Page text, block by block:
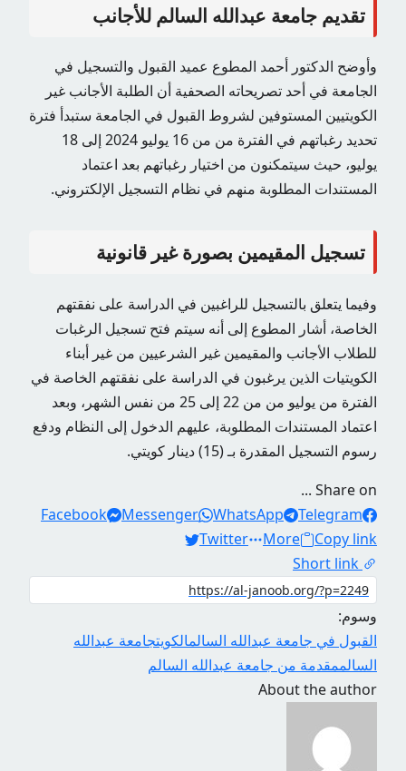
تقديم جامعة عبدالله السالم للأجانب
وأوضح الدكتور أحمد المطوع عميد القبول والتسجيل في
الجامعة في أحد تصريحاته الصحفية أن الطلبة الأجانب غير
الكويتيين المستوفين لشروط القبول في الجامعة ستبدأ فترة
تحديد رغباتهم في الفترة من من 16 يوليو 2024 إلى 18
يوليو، حيث سيتمكنون من اختيار رغباتهم بعد اعتماد
المستندات المطلوبة منهم في نظام التسجيل الإلكتروني.
تسجيل المقيمين بصورة غير قانونية
وفيما يتعلق بالتسجيل للراغبين في الدراسة على نفقتهم
الخاصة، أشار المطوع إلى أنه سيتم فتح تسجيل الرغبات
للطلاب الأجانب والمقيمين غير الشرعيين من غير أبناء
الكويتيات الذين يرغبون في الدراسة على نفقتهم الخاصة في
الفترة من يوليو من من 22 إلى 25 من نفس الشهر، وبعد
اعتماد المستندات المطلوبة، عليهم الدخول إلى النظام ودفع
رسوم التسجيل المقدرة بـ (15) دينار كويتي.
Share on ...
Facebook
Messenger WhatsApp
Telegram
Twitter
More
Copy link
Short link
وسوم:
القبول في جامعة عبدالله السالمالكويتجامعة عبدالله
السالممقدمة من جامعة عبدالله السالم
About the author